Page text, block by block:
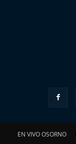
EN VIVO OSORNO